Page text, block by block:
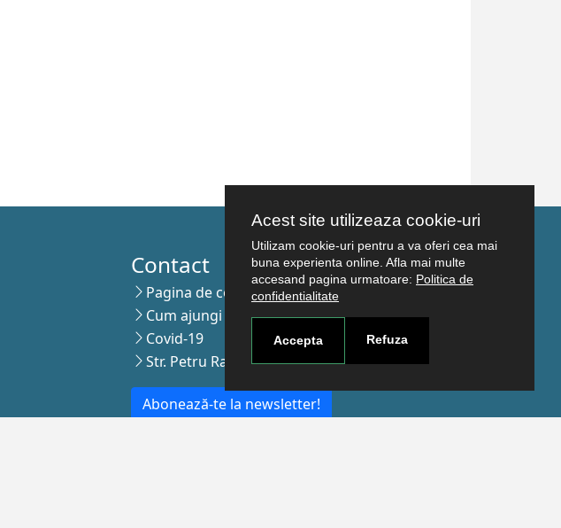
Acest site utilizeaza cookie-uri
Utilizam cookie-uri pentru a va oferi cea mai
buna experienta online. Afla mai multe
accesand pagina urmatoare: Politica de
confidentialitate
Accepta Refuza
Contact
Pagina de contact
Cum ajungi aici
Covid-19
Str. Petru Rareş nr.2, Craiova, 200349
Abonează-te la newsletter!